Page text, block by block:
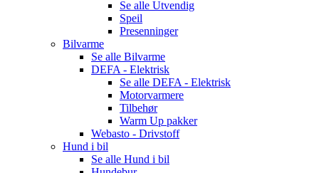
Se alle Utvendig
Speil
Presenninger
Bilvarme
Se alle Bilvarme
DEFA - Elektrisk
Se alle DEFA - Elektrisk
Motorvarmere
Tilbehør
Warm Up pakker
Webasto - Drivstoff
Hund i bil
Se alle Hund i bil